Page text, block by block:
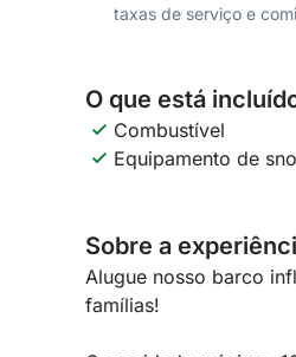
taxas de serviço e
O que está
Combustível
Equipamento de
Sobre a
Alugue nosso barco
famílias!